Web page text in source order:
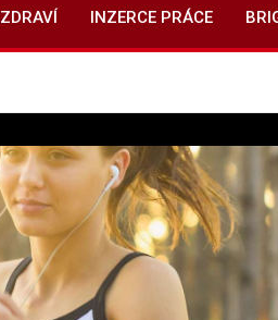
ZDRAVÍ INZERCE PRÁCE